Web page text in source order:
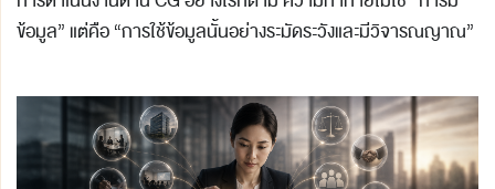
ข้อมูล” แต่คือ “การใช้ข้อมูลนั้นอย่างระมัดระวังและมีวิจารณญาณ”